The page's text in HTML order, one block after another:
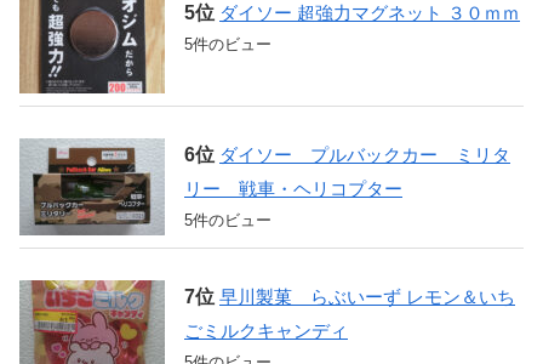
ダイソー 超強力マグネット ３０ｍｍ
5件のビュー
ダイソー プルバックカー ミリタ
リー 戦車・ヘリコプター
5件のビュー
早川製菓 らぶいーず レモン＆いち
ごミルクキャンディ